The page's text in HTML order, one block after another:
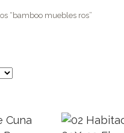
“bamboo muebles ros”